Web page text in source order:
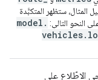
المثال، ستظهر المتكبَّدة
النحو التالي: model .
vehicles.
الاطّلاع على